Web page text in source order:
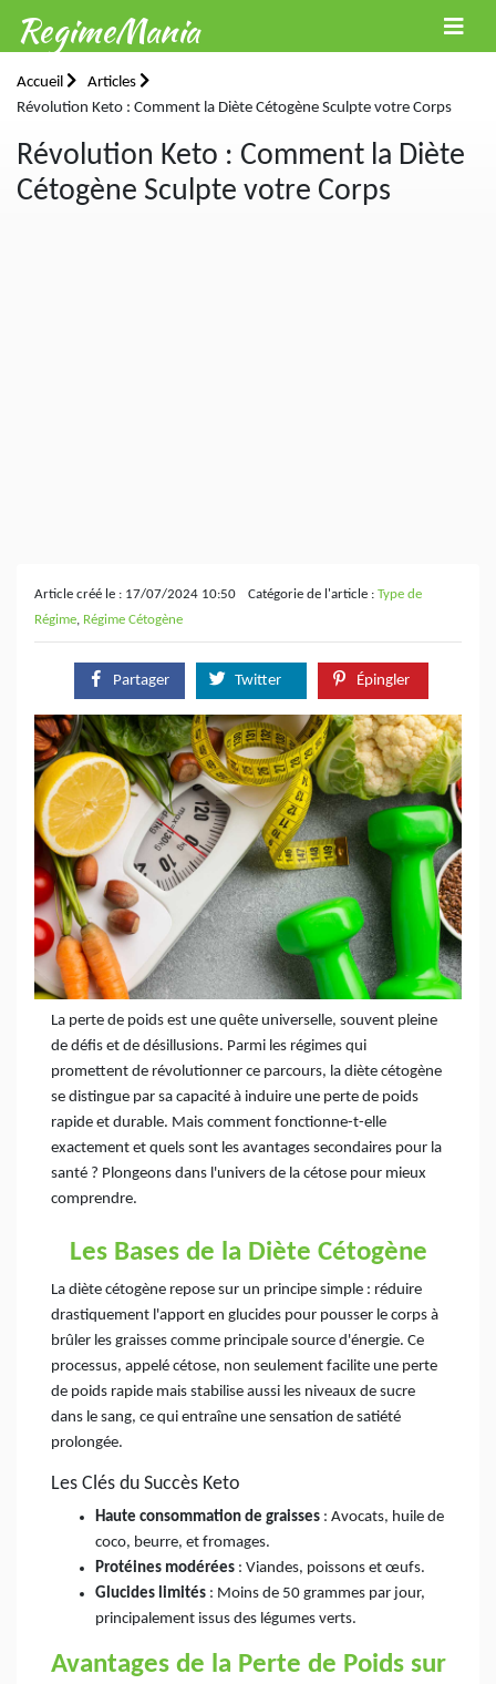
RegimeMania
Accueil
Articles
Révolution Keto : Comment la Diète Cétogène Sculpte votre Corps
Révolution Keto : Comment la Diète
Cétogène Sculpte votre Corps
Article créé le : 17/07/2024 10:50 Catégorie de l'article : Type de
Régime, Régime Cétogène
Partager Twitter Épingler
La perte de poids est une quête universelle, souvent pleine
de défis et de désillusions. Parmi les régimes qui
promettent de révolutionner ce parcours, la diète cétogène
se distingue par sa capacité à induire une perte de poids
rapide et durable. Mais comment fonctionne-t-elle
exactement et quels sont les avantages secondaires pour la
santé ? Plongeons dans l'univers de la cétose pour mieux
comprendre.
Les Bases de la Diète Cétogène
La diète cétogène repose sur un principe simple : réduire
drastiquement l'apport en glucides pour pousser le corps à
brûler les graisses comme principale source d'énergie. Ce
processus, appelé cétose, non seulement facilite une perte
de poids rapide mais stabilise aussi les niveaux de sucre
dans le sang, ce qui entraîne une sensation de satiété
prolongée.
Les Clés du Succès Keto
Haute consommation de graisses : Avocats, huile de
coco, beurre, et fromages.
Protéines modérées : Viandes, poissons et œufs.
Glucides limités : Moins de 50 grammes par jour,
principalement issus des légumes verts.
Avantages de la Perte de Poids sur